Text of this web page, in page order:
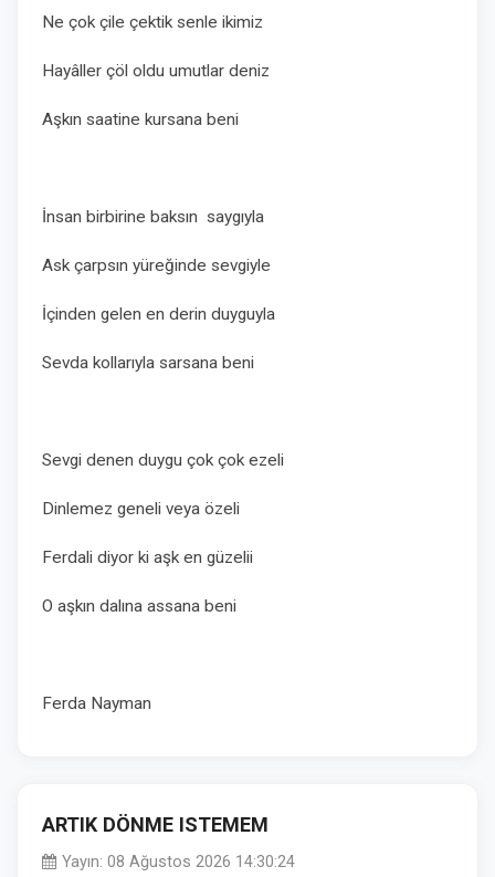
Ne çok çile çektik senle ikimiz
Hayâller çöl oldu umutlar deniz
Aşkın saatine kursana beni
İnsan birbirine baksın saygıyla
Ask çarpsın yüreğinde sevgiyle
İçinden gelen en derin duyguyla
Sevda kollarıyla sarsana beni
Sevgi denen duygu çok çok ezeli
Dinlemez geneli veya özeli
Ferdali diyor ki aşk en güzelii
O aşkın dalına assana beni
Ferda Nayman
ARTIK DÖNME ISTEMEM
Yayın: 08 Ağustos 2026 14:30:24